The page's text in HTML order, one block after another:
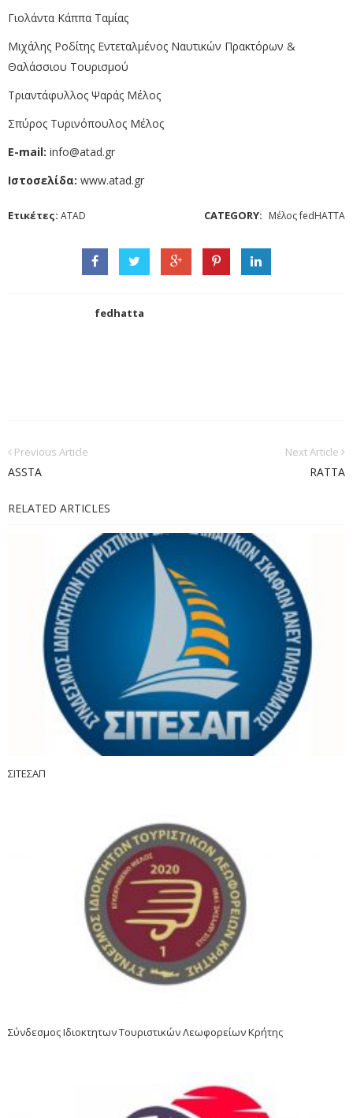
Γιολάντα Κάππα Ταμίας
Μιχάλης Ροδίτης Εντεταλμένος Ναυτικών Πρακτόρων &
Θαλάσσιου Τουρισμού
Τριαντάφυλλος Ψαράς Μέλος
Σπύρος Τυρινόπουλος Μέλος
E-mail: info@atad.gr
Ιστοσελίδα: www.atad.gr
Ετικέτες: ATAD CATEGORY: Μέλος fedHATTA
fedhatta
Previous Article
ASSTA
Next Article
RATTA
RELATED ARTICLES
ΣΙΤΕΣΑΠ
Σύνδεσμος Ιδιοκτητων Τουριστικών Λεωφορείων Κρήτης